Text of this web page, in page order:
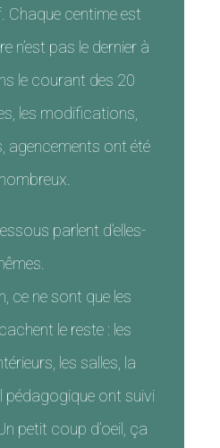
Chaque centime est
n’est pas le dernier à
le courant des 20
les modifications,
ont été
parlent d’elles-
ce ne sont que les
le reste : les
les salles, la
pédagogique ont suivi
petit coup d’oeil, ça